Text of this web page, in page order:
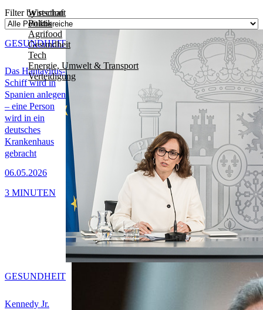
Wirtschaft
Politik
Agrifood
Gesundheit
Tech
Energie, Umwelt & Transport
Verteidigung
Filter by section
Das Hantavirus-
Schiff wird in
Spanien anlegen
– eine Person
wird in ein
deutsches
Krankenhaus
gebracht
06.05.2026
GESUNDHEIT
3 MINUTEN
Kennedy Jr.
GESUNDHEIT